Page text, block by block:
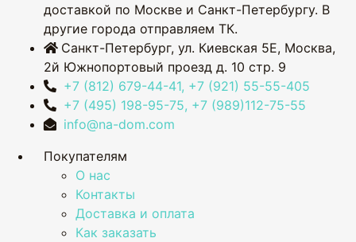
доставкой по Москве и Санкт-Петербургу. В
другие города отправляем ТК.
Санкт-Петербург, ул. Киевская 5Е, Москва,
2й Южнопортовый проезд д. 10 стр. 9
+7 (812) 679-44-41, +7 (921) 55-55-405
+7 (495) 198-95-75, +7 (989)112-75-55
info@na-dom.com
Покупателям
О нас
Контакты
Доставка и оплата
Как заказать